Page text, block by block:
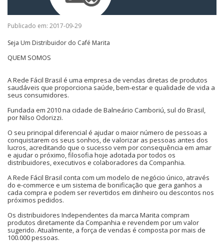
Publicado em: 2017-09-29
Seja Um Distribuidor do Café Marita
QUEM SOMOS
A Rede Fácil Brasil é uma empresa de vendas diretas de produtos
saudáveis que proporciona saúde, bem-estar e qualidade de vida a
seus consumidores.
Fundada em 2010 na cidade de Balneário Camboriú, sul do Brasil,
por Nilso Odorizzi.
O seu principal diferencial é ajudar o maior número de pessoas a
conquistarem os seus sonhos, de valorizar as pessoas antes dos
lucros, acreditando que o sucesso vem por consequência em amar
e ajudar o próximo, filosofia hoje adotada por todos os
distribuidores, executivos e colaboradores da Companhia.
A Rede Fácil Brasil conta com um modelo de negócio único, através
do e-commerce e um sistema de bonificação que gera ganhos a
cada compra e podem ser revertidos em dinheiro ou descontos nos
próximos pedidos.
Os distribuidores Independentes da marca Marita compram
produtos diretamente da Companhia e revendem por um valor
sugerido. Atualmente, a força de vendas é composta por mais de
100.000 pessoas.